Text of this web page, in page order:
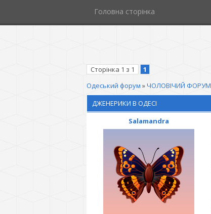
Головна сторінка
Сторінка 1 з 1
1
Одеський форум »ЧОЛОВІЧИЙ ФОРУМ
ДЖЕНЕРИКИ В ОДЕСІ
Salamandra